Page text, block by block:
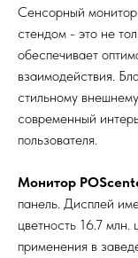
Сенсорный
стендом - это не
обеспечивает
взаимодействия.
стильному
современный
пользователя.
Монитор
панель. Дисплей
цветность 16.7
применения в